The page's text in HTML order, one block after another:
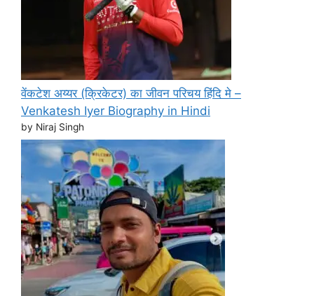
वेंकटेश अय्यर (क्रिकेटर) का जीवन परिचय हिंदि मे –
Venkatesh Iyer Biography in Hindi
by Niraj Singh